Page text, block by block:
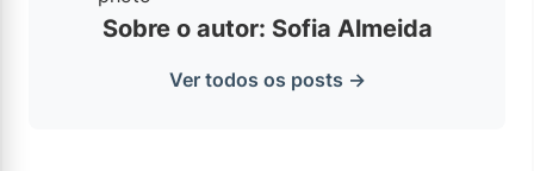
Sobre o autor: Sofia Almeida
Ver todos os posts →